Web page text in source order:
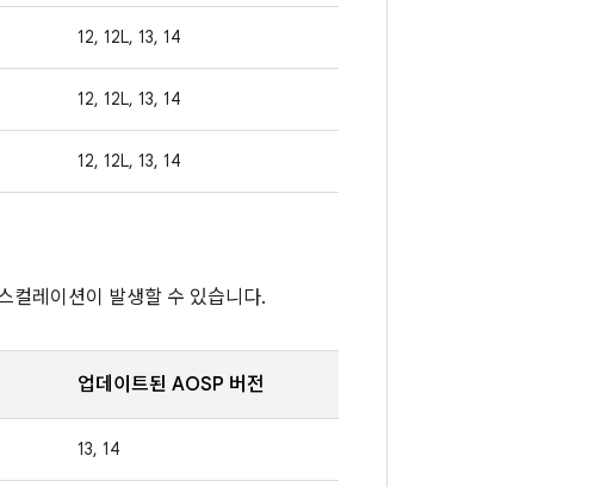
12, 12L, 13, 14
12, 12L, 13, 14
12, 12L, 13, 14
컬레이션이 발생할 수 있습니다.
업데이트된 AOSP 버전
13, 14